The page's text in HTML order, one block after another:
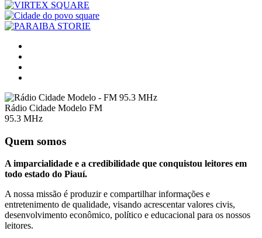
Rádio Cidade Modelo FM
95.3 MHz
Quem somos
A imparcialidade e a credibilidade que conquistou leitores em
todo estado do Piauí.
A nossa missão é produzir e compartilhar informações e
entretenimento de qualidade, visando acrescentar valores civis,
desenvolvimento econômico, político e educacional para os nossos
leitores.